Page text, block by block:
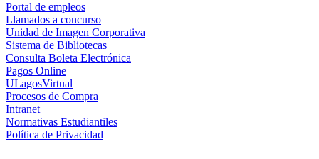
Portal de empleos
Llamados a concurso
Unidad de Imagen Corporativa
Sistema de Bibliotecas
Consulta Boleta Electrónica
Pagos Online
ULagosVirtual
Procesos de Compra
Intranet
Normativas Estudiantiles
Política de Privacidad